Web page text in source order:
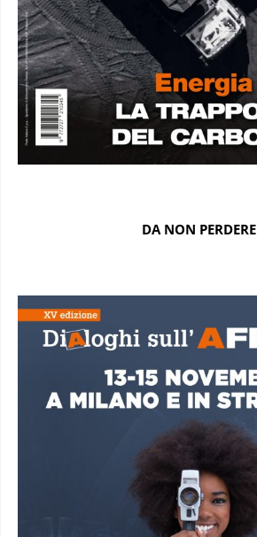
DA NON PERDERE